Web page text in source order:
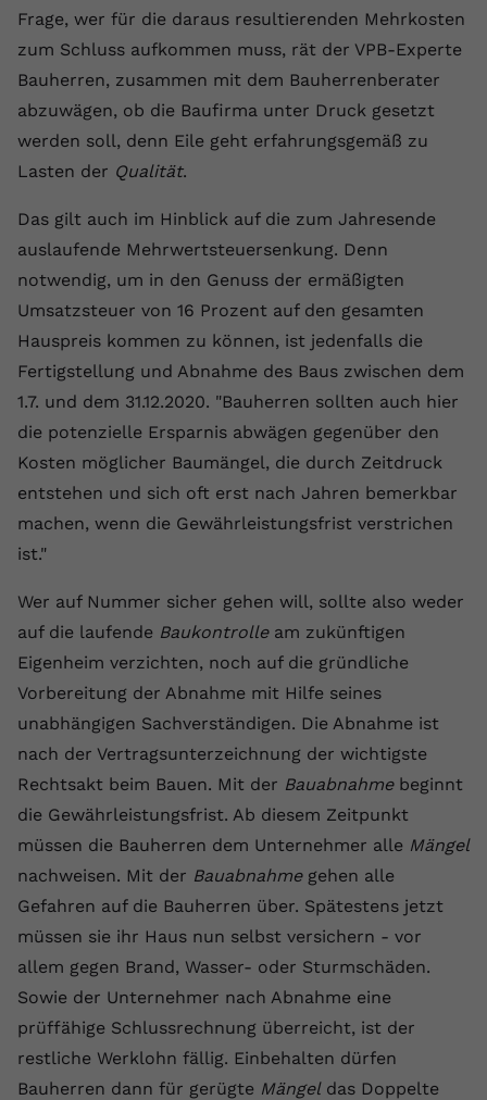
Frage, wer für die daraus resultierenden Mehrkosten
zum Schluss aufkommen muss, rät der VPB-Experte
Bauherren, zusammen mit dem Bauherrenberater
abzuwägen, ob die Baufirma unter Druck gesetzt
werden soll, denn Eile geht erfahrungsgemäß zu
Lasten der Qualität.
Das gilt auch im Hinblick auf die zum Jahresende
auslaufende Mehrwertsteuersenkung. Denn
notwendig, um in den Genuss der ermäßigten
Umsatzsteuer von 16 Prozent auf den gesamten
Hauspreis kommen zu können, ist jedenfalls die
Fertigstellung und Abnahme des Baus zwischen dem
1.7. und dem 31.12.2020. "Bauherren sollten auch hier
die potenzielle Ersparnis abwägen gegenüber den
Kosten möglicher Baumängel, die durch Zeitdruck
entstehen und sich oft erst nach Jahren bemerkbar
machen, wenn die Gewährleistungsfrist verstrichen
ist."
Wer auf Nummer sicher gehen will, sollte also weder
auf die laufende Baukontrolleam zukünftigen
Eigenheim verzichten, noch auf die gründliche
Vorbereitung der Abnahme mit Hilfe seines
unabhängigen Sachverständigen. Die Abnahme ist
nach der Vertragsunterzeichnung der wichtigste
Rechtsakt beim Bauen. Mit der Bauabnahmebeginnt
die Gewährleistungsfrist. Ab diesem Zeitpunkt
müssen die Bauherren dem Unternehmer alle Mängel
nachweisen. Mit der Bauabnahmegehen alle
Gefahren auf die Bauherren über. Spätestens jetzt
müssen sie ihr Haus nun selbst versichern - vor
allem gegen Brand, Wasser- oder Sturmschäden.
Sowie der Unternehmer nach Abnahme eine
prüffähige Schlussrechnung überreicht, ist der
restliche Werklohn fällig. Einbehalten dürfen
Bauherren dann für gerügte Mängeldas Doppelte
Videos verwendet.
Name yt.innertube::requests
Anbieter youtube.com
Laufzeit Session
Zweck
Dieser von YouTube gesetzte Cookie
registriert eine eindeutige ID, um
Daten darüber zu speichern, welche
Videos von YouTube der Nutzer
gesehen hat.
Anbieter Youtube.com
Laufzeit Session
Dieser von YouTube gesetzte Cookie
Videos von YouTube der Nutzer
gesehen hat.
Name yt-remote-connected-devices
Laufzeit Session
Zweck
YouTube setzt diesen Cookie, um die
speichern, der eingebettete YouTube-
Videos verwendet.